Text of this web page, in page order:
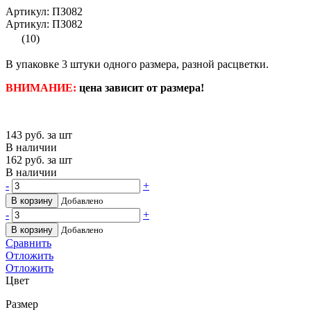
Артикул: ПЗ082
Артикул: ПЗ082
(10)
В упаковке 3 штуки одного размера, разной расцветки.
ВНИМАНИЕ: цена зависит от размера!
143 руб. за шт
В наличии
162 руб. за шт
В наличии
-
+
В корзину Добавлено
- +
В корзину Добавлено
Сравнить
Отложить
Отложить
Цвет
Размер